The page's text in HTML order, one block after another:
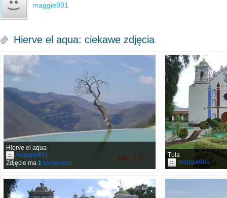
maggie801
Hierve el aqua: ciekawe zdjęcia
Hierve el aqua
maggie801
Zdjęcie ma 1 komentarz
Tula
maggie801